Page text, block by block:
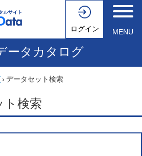
ログイン MENU
ータカタログ
› データセット検索
ト検索